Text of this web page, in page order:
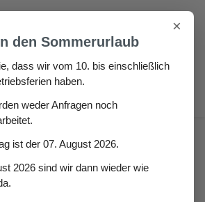
/ Türprofile
Amon
×
den Sommerurlaub
dass wir vom 10. bis einschließlich
haben.
weder Anfragen noch
ist der 07. August 2026.
2026 sind wir dann wieder wie